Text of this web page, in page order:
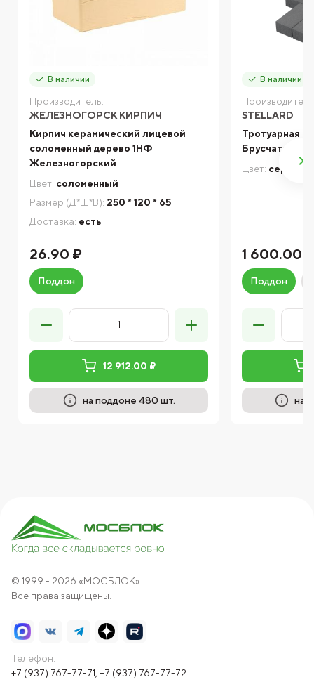
В наличии
Производитель:
ЖЕЛЕЗНОГОРСК КИРПИЧ
Кирпич керамический лицевой
соломенный дерево 1НФ
Железногорский
Цвет: соломенный
Размер (Д*Ш*В): 250 * 120 * 65
Доставка: есть
26.90 ₽
Поддон
12 912.00 ₽
на поддоне 480 шт.
В наличии
STELLARD
Тротуарная
Брусчатка
Цвет: серый
1 600.00
Поддон
на
© 1999 - 2026 «МОСБЛОК».
Все права защищены.
Телефон:
+7 (937) 767-77-71 +7 (937) 767-77-72